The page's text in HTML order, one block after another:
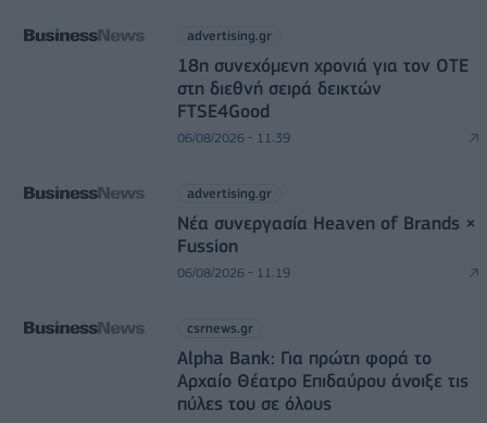
advertising.gr
18η συνεχόμενη χρονιά για τον ΟΤΕ
στη διεθνή σειρά δεικτών
FTSE4Good
06/08/2026 - 11:39
advertising.gr
Νέα συνεργασία Heaven of Brands ×
Fussion
06/08/2026 - 11:19
csrnews.gr
Alpha Bank: Για πρώτη φορά το
Αρχαίο Θέατρο Επιδαύρου άνοιξε τις
πύλες του σε όλους